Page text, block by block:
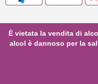
È vietata la vendita di
alcol è dannoso per la